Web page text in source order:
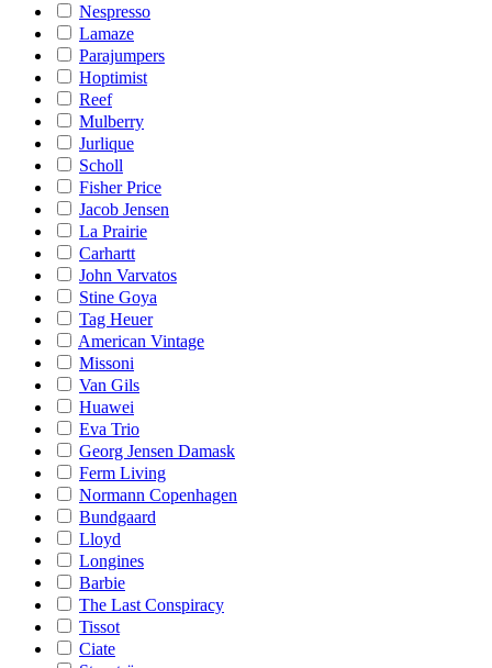
Nespresso
Lamaze
Parajumpers
Hoptimist
Reef
Mulberry
Jurlique
Scholl
Fisher Price
Jacob Jensen
La Prairie
Carhartt
John Varvatos
Stine Goya
Tag Heuer
American Vintage
Missoni
Van Gils
Huawei
Eva Trio
Georg Jensen Damask
Ferm Living
Normann Copenhagen
Bundgaard
Lloyd
Longines
Barbie
The Last Conspiracy
Tissot
Ciate